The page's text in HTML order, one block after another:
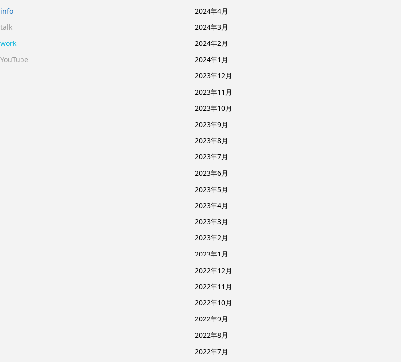
info
talk
work
YouTube
2024年4月
2024年3月
2024年2月
2024年1月
2023年12月
2023年11月
2023年10月
2023年9月
2023年8月
2023年7月
2023年6月
2023年5月
2023年4月
2023年3月
2023年2月
2023年1月
2022年12月
2022年11月
2022年10月
2022年9月
2022年8月
2022年7月